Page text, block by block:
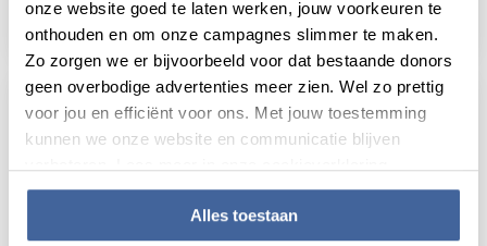
onze website goed te laten werken, jouw voorkeuren te
onthouden en om onze campagnes slimmer te maken.
Zo zorgen we er bijvoorbeeld voor dat bestaande donors
geen overbodige advertenties meer zien. Wel zo prettig
voor jou en efficiënt voor ons. Met jouw toestemming
kunnen we onze website en communicatie blijven
Alles toestaan
lees patiëntverhaal over "bedankt, jullie zijn ware